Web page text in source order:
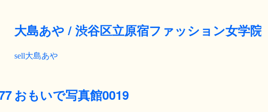
大島あや / 渋谷区立原宿ファッション女学
大島あや
おもいで写真館0019